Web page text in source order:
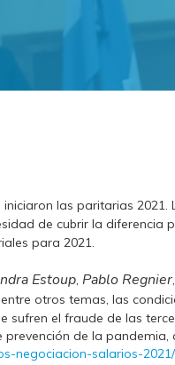
las paritarias
de cubrir la diferencia
para 2021.
Estoup, Pablo Regnier,
otros temas, las
el fraude de las
de la pandemia,
negociacion-salarios-2021/